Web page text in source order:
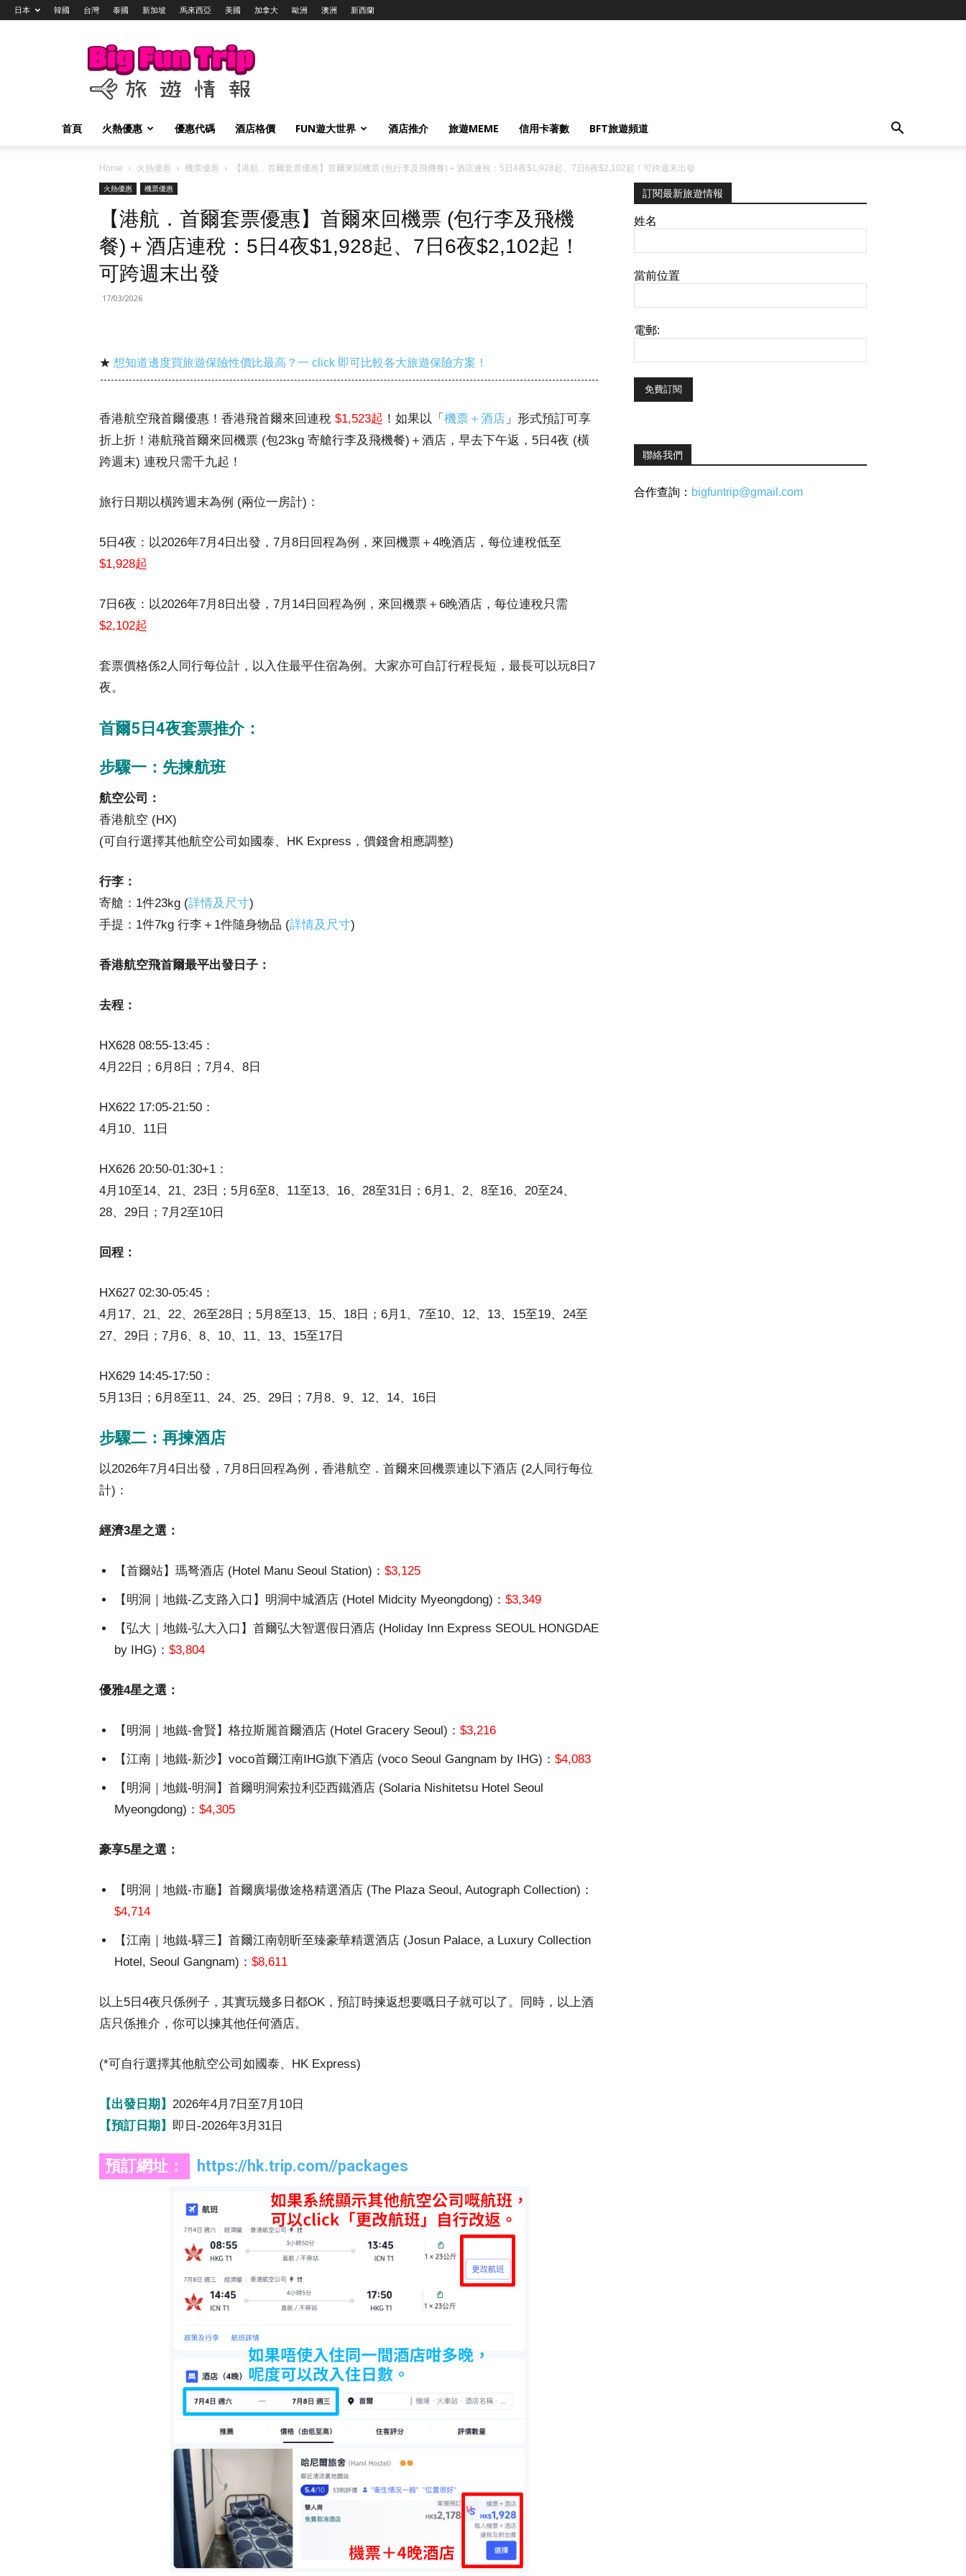
日本 韓國 台灣 泰國 新加坡 馬來西亞 美國 加拿大 歐洲 澳洲 新西蘭
Big
Trip
旅
情
報
首頁 火熱優惠 優惠代碼 酒店格價 FUN遊大世界 酒店推介 旅遊MEME 信用卡著數 BFT旅遊頻道
Home 火熱優惠 機票優惠
【港航．首爾套票優惠】首爾來回機票 (包行李及飛機餐)＋酒店連稅：5日4夜$1,928起、7日6夜$2,102起！可跨週末出發
火熱優惠
機票優惠
【港航．首爾套票優惠】首爾來回機票 (包行李及飛機
餐)＋酒店連稅：5日4夜$1,928起、7日6夜$2,102起！
可跨週末出發
17/03/2026
★ 想知道邊度買旅遊保險性價比最高？一 click 即可比較各大旅遊保險方案！
香港航空飛首爾優惠！香港飛首爾來回連稅 $1,523起 ！如果以「 機票＋酒店 」形式預訂可享
折上折！港航飛首爾來回機票 (包23kg 寄艙行李及飛機餐)＋酒店，早去下午返，5日4夜 (橫
跨週末) 連稅只需千九起！
旅行日期以橫跨週末為例 (兩位一房計)：
5日4夜：以2026年7月4日出發，7月8日回程為例，來回機票＋4晚酒店，每位連稅低至
$1,928起
7日6夜：以2026年7月8日出發，7月14日回程為例，來回機票＋6晚酒店，每位連稅只需
$2,102起
套票價格係2人同行每位計，以入住最平住宿為例。大家亦可自訂行程長短，最長可以玩8日7
夜。
首爾5日4夜套票推介：
步驟一：先揀航班
航空公司：
香港航空 (HX)
(可自行選擇其他航空公司如國泰、HK Express，價錢會相應調整)
行李：
寄艙：1件23kg (詳情及尺寸)
手提：1件7kg 行李＋1件隨身物品 (詳情及尺寸)
香港航空飛首爾最平出發日子：
去程：
HX628 08:55-13:45：
4月22日；6月8日；7月4、8日
HX622 17:05-21:50：
4月10、11日
HX626 20:50-01:30+1：
4月10至14、21、23日；5月6至8、11至13、16、28至31日；6月1、2、8至16、20至24、
28、29日；7月2至10日
回程：
HX627 02:30-05:45：
4月17、21、22、26至28日；5月8至13、15、18日；6月1、7至10、12、13、15至19、24至
27、29日；7月6、8、10、11、13、15至17日
HX629 14:45-17:50：
5月13日；6月8至11、24、25、29日；7月8、9、12、14、16日
步驟二：再揀酒店
以2026年7月4日出發，7月8日回程為例，香港航空．首爾來回機票連以下酒店 (2人同行每位
計)：
經濟3星之選：
【首爾站】瑪弩酒店 (Hotel Manu Seoul Station)： $3,125
【明洞｜地鐵-乙支路入口】明洞中城酒店 (Hotel Midcity Myeongdong)： $3,349
【弘大｜地鐵-弘大入口】首爾弘大智選假日酒店 (Holiday Inn Express SEOUL HONGDAE
by IHG)： $3,804
優雅4星之選：
【明洞｜地鐵-會賢】格拉斯麗首爾酒店 (Hotel Gracery Seoul)： $3,216
【江南｜地鐵-新沙】voco首爾江南IHG旗下酒店 (voco Seoul Gangnam by IHG)： $4,083
【明洞｜地鐵-明洞】首爾明洞索拉利亞西鐵酒店 (Solaria Nishitetsu Hotel Seoul
Myeongdong)： $4,305
豪享5星之選：
【明洞｜地鐵-市廳】首爾廣場傲途格精選酒店 (The Plaza Seoul, Autograph Collection)：
$4,714
【江南｜地鐵-驛三】首爾江南朝昕至臻豪華精選酒店 (Josun Palace, a Luxury Collection
Hotel, Seoul Gangnam)： $8,611
以上5日4夜只係例子，其實玩幾多日都OK，預訂時揀返想要嘅日子就可以了。同時，以上酒
店只係推介，你可以揀其他任何酒店。
(*可自行選擇其他航空公司如國泰、HK Express)
【出發日期】 2026年4月7日至7月10日
【預訂日期】 即日-2026年3月31日
預訂網址： https://hk.trip.com//packages
訂閱最新旅遊情報
姓名
當前位置
電郵:
聯絡我們
合作查詢： bigfuntrip@gmail.com